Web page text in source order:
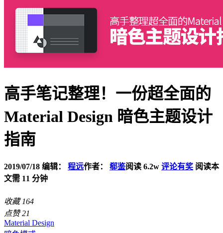
高手笔记整理！一份超全面的
Material Design 暗色主题设计
指南
2019/07/18 编辑： 程远作者： 郗鉴阅读 6.2w 评论有奖 阅读本
文需 11 分钟
收藏 164
点赞 21
Material Design